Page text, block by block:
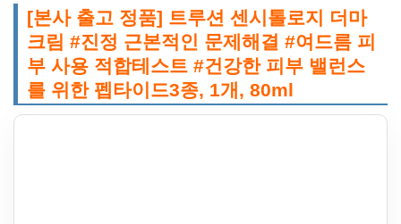
[본사 출고 정품] 트루션 센시톨로지 더마
크림 #진정 근본적인 문제해결 #여드름 피
부 사용 적합테스트 #건강한 피부 밸런스
를 위한 펩타이드3종, 1개, 80ml